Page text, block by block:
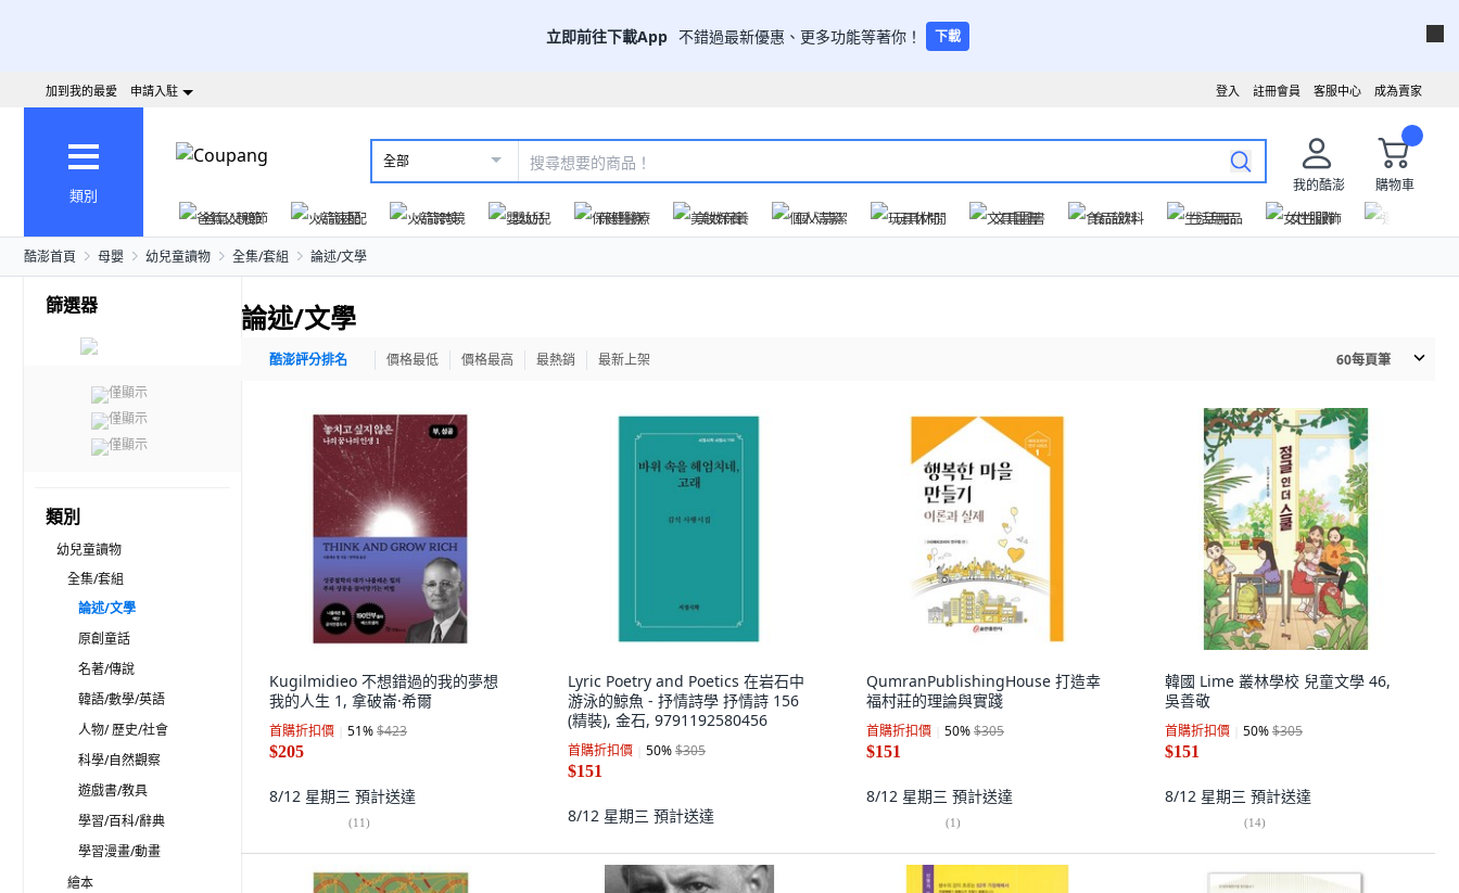
立即前往下載App 不錯過最新優惠、更多功能等著你！ 下載
成為賣家
客服中心
註冊會員
登入
加到我的最愛 申請入駐
類別
全部
我的酷澎
購物車
爸氣父親節
火箭速配 火箭跨境 嬰幼兒 保健醫療 美妝保養 個人清潔 玩具休閒 文具圖書 食品飲料 生活用品 女性服飾
酷澎首頁 母嬰 幼兒童讀物 全集/套組 論述/文學
篩選器
僅顯示
僅顯示
僅顯示
類別
幼兒童讀物
全集/套組
論述/文學
原創童話
名著/傳說
韓語/數學/英語
人物/ 歷史/社會
科學/自然觀察
遊戲書/教具
學習/百科/辭典
學習漫畫/動畫
繪本
論述/文學
酷澎評分排名 價格最低 價格最高 最熱銷 最新上架 60每頁筆
Kugilmidieo 不想錯過的我的夢想
我的人生 1, 拿破崙·希爾
首購折扣價 51%$423
$205
8/12 星期三 預計送達
(11)
Lyric Poetry and Poetics 在岩石中
游泳的鯨魚 - 抒情詩學 抒情詩 156
(精裝), 金石, 9791192580456
首購折扣價 50%$305
$151
8/12 星期三 預計送達
QumranPublishingHouse 打造幸
福村莊的理論與實踐
首購折扣價 50%$305
$151
8/12 星期三 預計送達
(1)
韓國 Lime 叢林學校 兒童文學 46,
吳善敬
首購折扣價 50%$305
$151
8/12 星期三 預計送達
(14)